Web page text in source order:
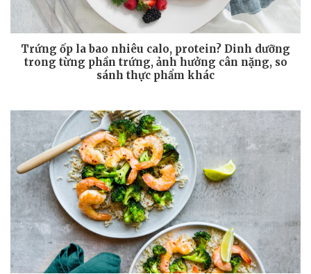
Trứng ốp la bao nhiêu calo, protein? Dinh dưỡng
trong từng phần trứng, ảnh hưởng cân nặng, so
sánh thực phẩm khác